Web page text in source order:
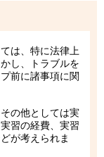
は、特に法律上
し、トラブルを
前に諸事項に関
の他としては実
習の経費、実習
が考えられま